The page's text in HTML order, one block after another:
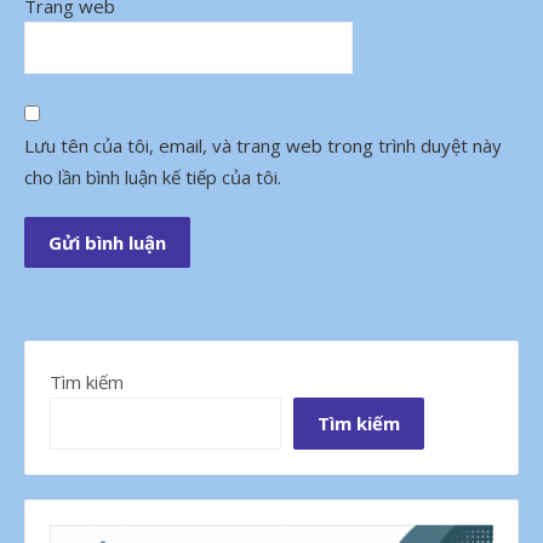
Trang web
Lưu tên của tôi, email, và trang web trong trình duyệt này
cho lần bình luận kế tiếp của tôi.
Tìm kiếm
Tìm kiếm